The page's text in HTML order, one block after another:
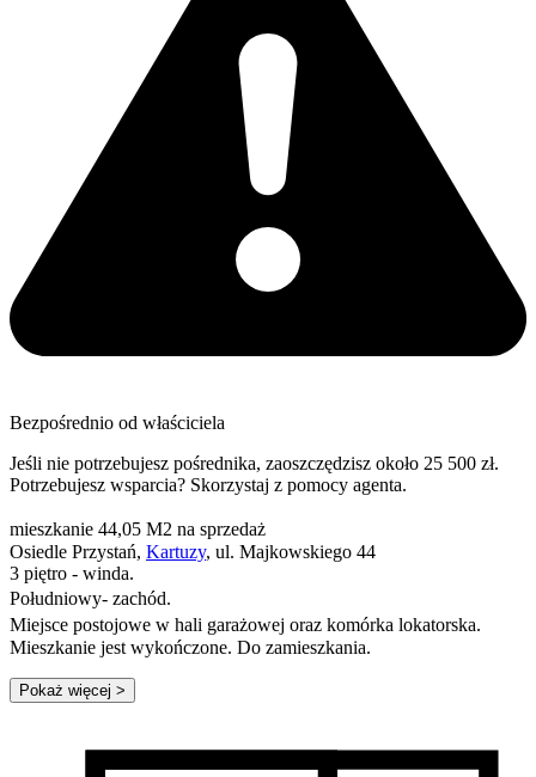
Bezpośrednio od właściciela
Jeśli nie potrzebujesz pośrednika, zaoszczędzisz około 25 500 zł.
Potrzebujesz wsparcia? Skorzystaj z pomocy agenta.
mieszkanie 44,05 M2 na sprzedaż
Osiedle Przystań, Kartuzy, ul. Majkowskiego 44
3 piętro - winda.
Południowy- zachód.
Miejsce postojowe w hali garażowej oraz komórka lokatorska.
Mieszkanie jest wykończone. Do zamieszkania.
Pokaż więcej >